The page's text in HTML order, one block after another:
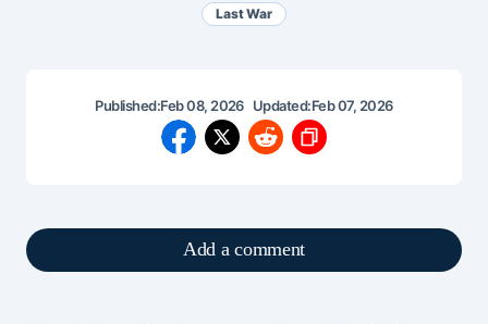
Last War
Published:Feb 08, 2026 Updated:Feb 07, 2026
Add a comment